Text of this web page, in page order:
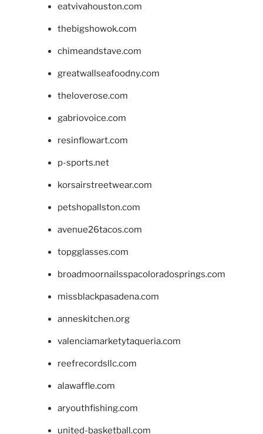
eatvivahouston.com
thebigshowok.com
chimeandstave.com
greatwallseafoodny.com
theloverose.com
gabriovoice.com
resinflowart.com
p-sports.net
korsairstreetwear.com
petshopallston.com
avenue26tacos.com
topgglasses.com
broadmoornailsspacoloradosprings.com
missblackpasadena.com
anneskitchen.org
valenciamarketytaqueria.com
reefrecordsllc.com
alawaffle.com
aryouthfishing.com
united-basketball.com